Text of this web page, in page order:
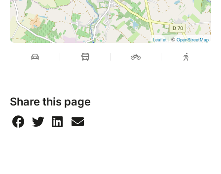
Leaflet | © OpenStreetMap
Share this page